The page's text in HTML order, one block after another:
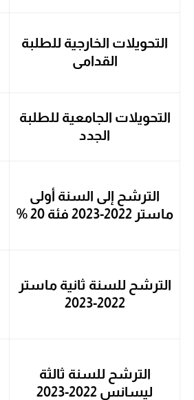
التحويلات الخارجية للطلبة
القدامى
التحويلات الجامعية للطلبة
الجدد
الترشح إلى السنة أولى
ماستر 2022-2023 فئة 20 %
الترشح للسنة ثانية ماستر
2022-2023
الترشح للسنة ثالثة
ليسانس 2022-2023